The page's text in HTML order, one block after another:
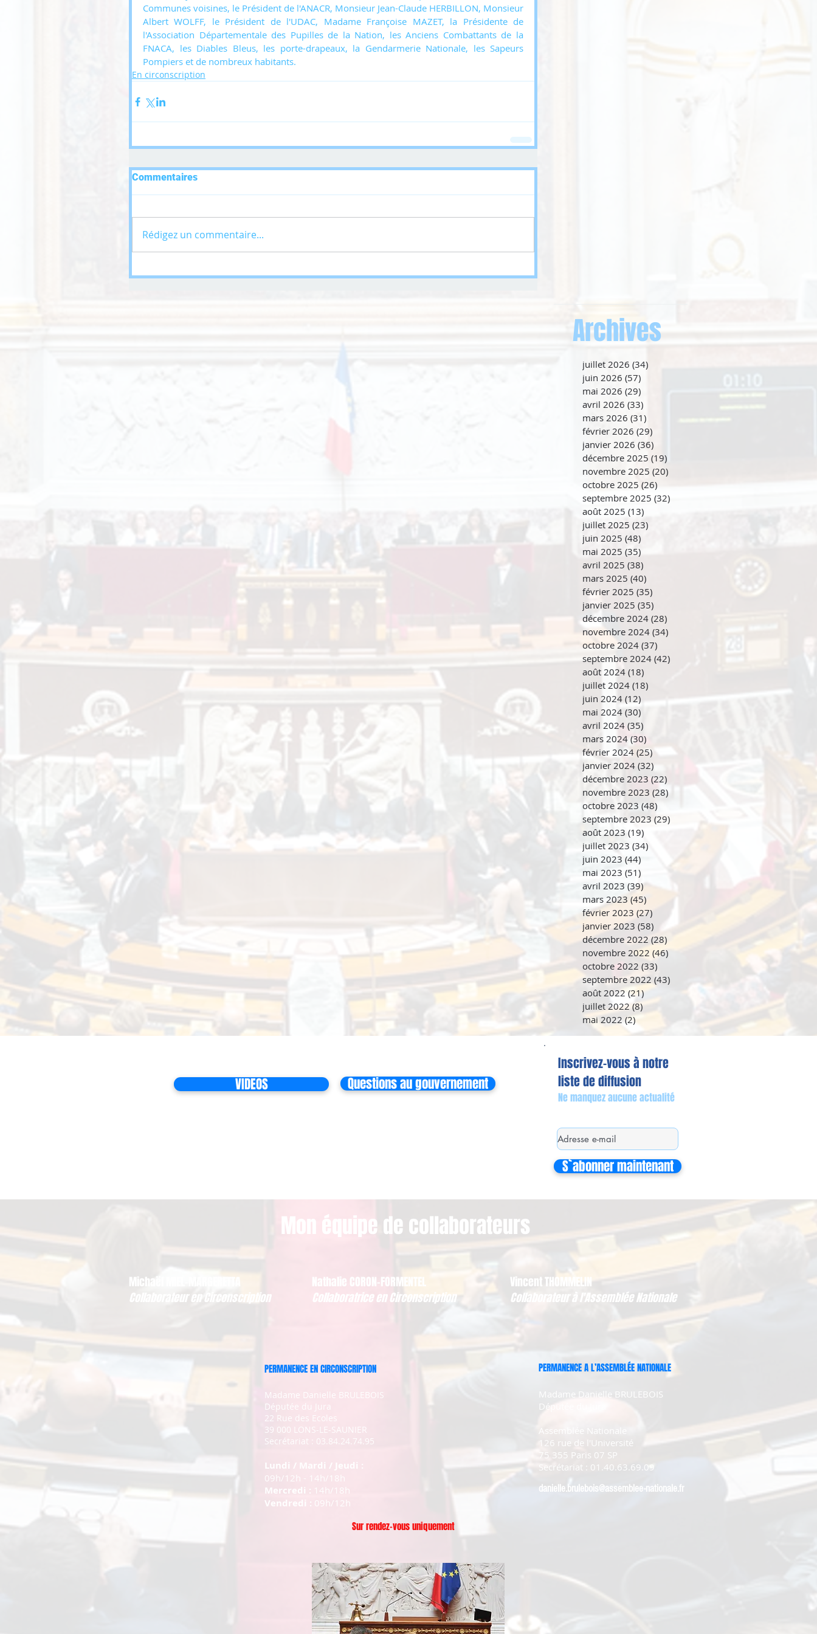
Communes voisines, le Président de l'ANACR, Monsieur Jean-Claude HERBILLON, Monsieur
Albert WOLFF, le Président de l'UDAC, Madame Françoise MAZET, la Présidente de
l'Association Départementale des Pupilles de la Nation, les Anciens Combattants de la
FNACA, les Diables Bleus, les porte-drapeaux, la Gendarmerie Nationale, les Sapeurs
Pompiers et de nombreux habitants.
En circonscription
Commentaires
Rédigez un commentaire...
Archives
juillet 2026 (34)
juin 2026 (57)
mai 2026 (29)
avril 2026 (33)
mars 2026 (31) 31 posts
février 2026 (29)
janvier 2026 (36)
décembre 2025 (19)
novembre 2025 (20)
octobre 2025 (26)
septembre 2025 (32)
août 2025 (13)
juillet 2025 (23)
juin 2025 (48)
mai 2025 (35)
avril 2025 (38)
mars 2025 (40)
février 2025 (35)
janvier 2025 (35)
décembre 2024 (28)
novembre 2024 (34)
octobre 2024 (37)
septembre 2024 (42)
août 2024 (18)
juillet 2024 (18)
juin 2024 (12) 12 posts
mai 2024 (30)
avril 2024 (35)
mars 2024 (30)
février 2024 (25) 25 posts
janvier 2024 (32)
décembre 2023 (22)
novembre 2023 (28)
octobre 2023 (48)
septembre 2023 (29)
août 2023 (19)
juillet 2023 (34)
juin 2023 (44)
mai 2023 (51)
avril 2023 (39)39 posts
mars 2023 (45) 45 posts
février 2023 (27)
janvier 2023 (58) 58 posts
décembre 2022 (28)
novembre 2022 (46)
octobre 2022 (33)
septembre 2022 (43)
août 2022 (21)
juillet 2022 (8) 8 posts
mai 2022 (2)
VIDEOS Questions au gouvernement
Inscrivez-vous à notre
liste de diffusion
Ne manquez aucune actualité
S`abonner maintenant
Mon équipe de collaborateurs
Michaël MIEL-MARGERETTA
Collaborateur en Circonscription
Vincent THOMMELIN
Collaborateur à l'Assemblée Nationale
Nathalie CORON-FORMENTEL
Collaboratrice en Circonscription
PERMANENCE EN CIRCONSCRIPTION
Madame Danielle BRULEBOIS
Députée du Jura
22 Rue des Ecoles
39 000 LONS-LE-SAUNIER
Secrétariat : 03.84.24.74.95
Lundi / Mardi / Jeudi :
09h/12h - 14h/18h
Mercredi : 14h/18h
Vendredi : 09h/12h
PERMANENCE A L’ASSEMBLÉE NATIONALE
Madame Danielle BRULEBOIS
Députée du Jura
Assemblée Nationale
126 rue de l'Université
75 355 Paris 07 SP
Secrétariat : 01.40.63.69.09
danielle.brulebois@assemblee-nationale.fr
Sur rendez-vous uniquement